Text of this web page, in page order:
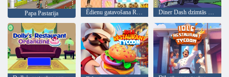
Papa Pastarija Ēdienu gatavošana Restorāna virtuve Diner Dash dzimtās pilsētas varonis